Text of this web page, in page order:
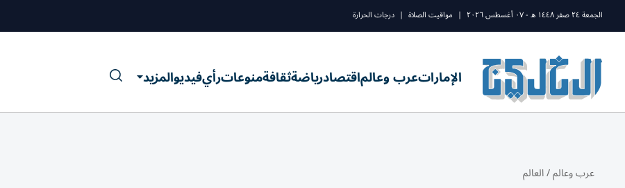
الجمعة ٢٤ صفر ١٤٤٨ ه - ٠٧ أغسطس ٢٠٢٦ | مواقيت الصلاة | درجات الحرارة
الإماراتعرب وعالماقتصادرياضةثقافةمنوعاترأيفيديوالمزيد
عرب وعالم/العالم